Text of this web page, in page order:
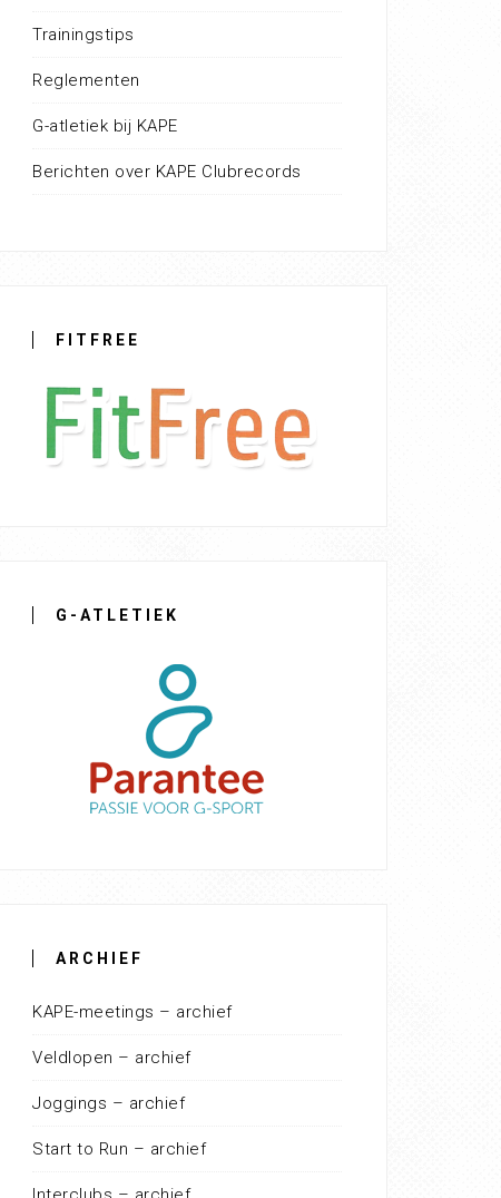
Trainingstips
Reglementen
G-atletiek bij KAPE
Berichten over KAPE Clubrecords
FITFREE
G-ATLETIEK
ARCHIEF
KAPE-meetings – archief
Veldlopen – archief
Joggings – archief
Start to Run – archief